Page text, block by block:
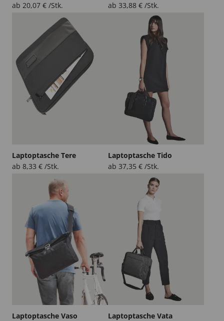
ab 20,07 € /Stk. ab 33,88 € /Stk.
Laptoptasche Tere
ab 8,33 € /Stk.
Laptoptasche Tido
ab 37,35 € /Stk.
Laptoptasche Vaso
Laptoptasche Vata